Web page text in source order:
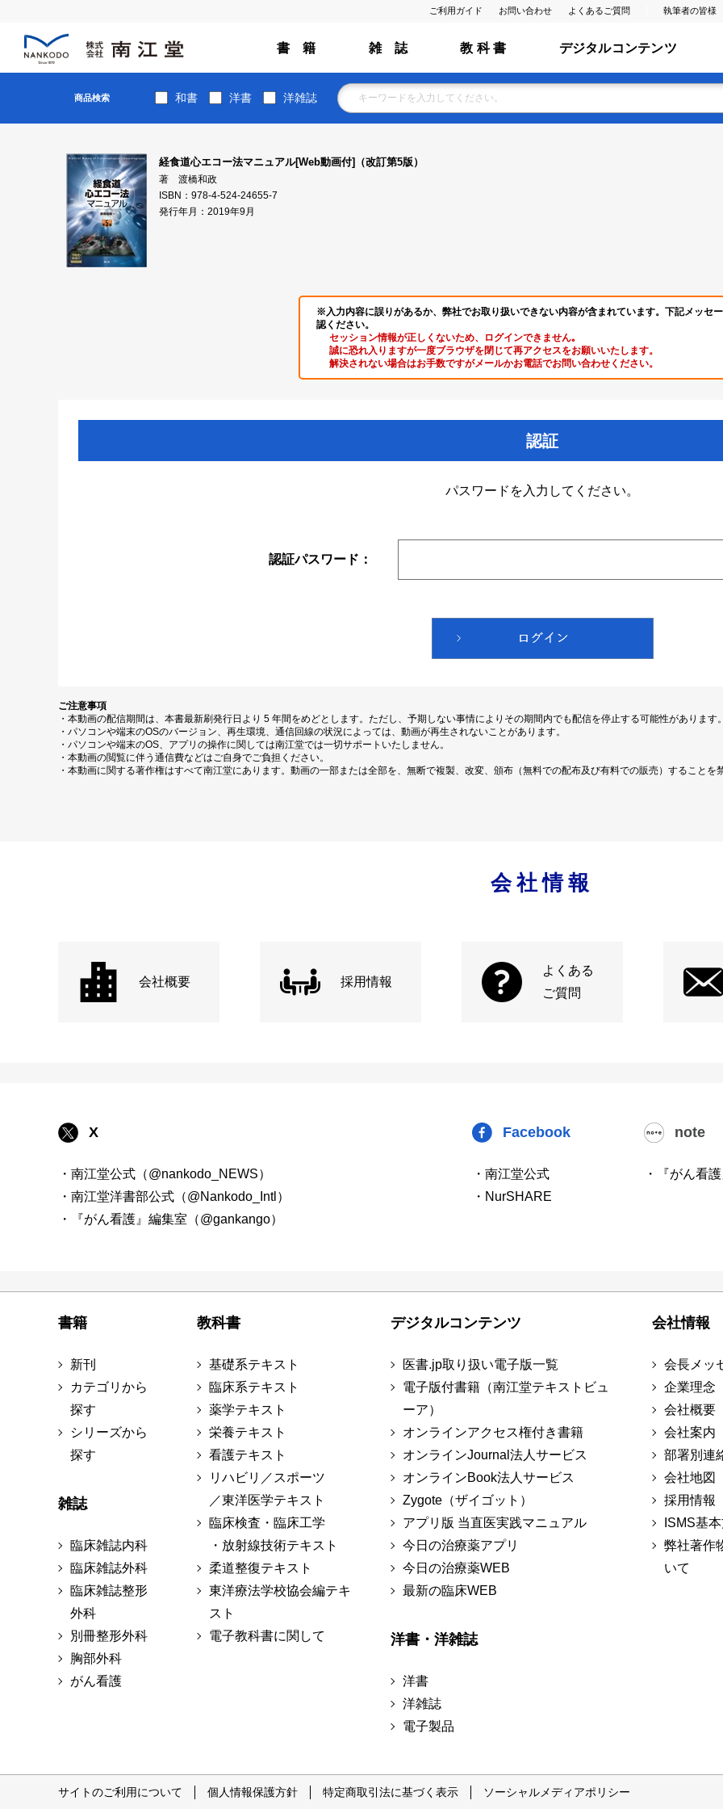
ご利用ガイド お問い合わせ よくあるご質問 執筆者の皆様
書 籍 雑 誌 教 科 書 デジタルコンテンツ
商品検索 和書 洋書 洋雑誌
経食道心エコー法マニュアル[Web動画付]（改訂第5版）
著 渡橋和政
ISBN：978-4-524-24655-7
発行年月：2019年9月
※入力内容に誤りがあるか、弊社でお取り扱いできない内容が含まれています。下記メッセ
認ください。
セッション情報が正しくないため、ログインできません｡
誠に恐れ入りますが一度ブラウザを閉じて再アクセスをお願いいたします。
解決されない場合はお手数ですがメールかお電話でお問い合わせください。
認証
パスワードを入力してください。
認証パスワード：
ご注意事項
・本動画の配信期間は、本書最新刷発行日より 5 年間をめどとします。ただし、予期しない事情によりその期間内でも配信を停止する可能性があります
・パソコンや端末のOSのバージョン、再生環境、通信回線の状況によっては、動画が再生されないことがあります。
・パソコンや端末のOS、アプリの操作に関しては南江堂では一切サポートいたしません。
・本動画の閲覧に伴う通信費などはご自身でご負担ください。
・本動画に関する著作権はすべて南江堂にあります。動画の一部または全部を、無断で複製、改変、頒布（無料での配布及び有料での販売）することを
会社情報
会社概要 採用情報
よくある
ご質問
X
・南江堂公式（@nankodo_NEWS）
・南江堂洋書部公式（@Nankodo_Intl）
・『がん看護』編集室（@gankango）
Facebook
・南江堂公式
・NurSHARE
note
・『がん看
書籍
新刊
カテゴリから
探す
シリーズから
探す
雑誌
臨床雑誌内科
臨床雑誌外科
臨床雑誌整形
外科
別冊整形外科
胸部外科
がん看護
教科書
基礎系テキスト
臨床系テキスト
薬学テキスト
栄養テキスト
看護テキスト
リハビリ／スポーツ
／東洋医学テキスト
臨床検査・臨床工学
・放射線技術テキスト
柔道整復テキスト
東洋療法学校協会編テキ
スト
電子教科書に関して
デジタルコンテンツ
医書.jp取り扱い電子版一覧
電子版付書籍（南江堂テキストビュ
ーア）
オンラインアクセス権付き書籍
オンラインJournal法人サービス
オンラインBook法人サービス
Zygote（ザイゴット）
アプリ版 当直医実践マニュアル
今日の治療薬アプリ
今日の治療薬WEB
最新の臨床WEB
洋書・洋雑誌
洋書
洋雑誌
電子製品
会社情報
会長メッ
企業理念
会社概要
会社案内
部署別連
会社地図
採用情報
ISMS基
弊社著作
いて
サイトのご利用について 個人情報保護方針 特定商取引法に基づく表示 ソーシャルメディアポリシー